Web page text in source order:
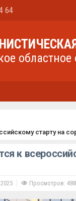
64
областное
старту на
к
Просмотров: 488